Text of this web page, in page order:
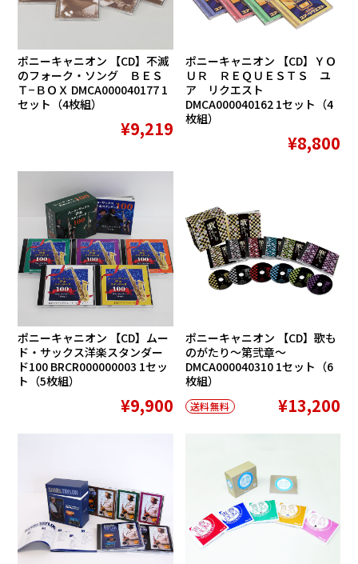
ポニーキャニオン 【CD】不滅
のフォーク・ソング ＢＥＳ
Ｔ−ＢＯＸ DMCA000040177 1
セット（4枚組）
¥9,219
ポニーキャニオン 【CD】ＹＯ
ＵＲ ＲＥＱＵＥＳＴＳ ユ
ア リクエスト
DMCA000040162 1セット（4
枚組）
¥8,800
ポニーキャニオン 【CD】ムー
ド・サックス洋楽スタンダー
ド100 BRCR000000003 1セッ
ト（5枚組）
¥9,900
ポニーキャニオン 【CD】歌も
のがたり〜第弐章〜
DMCA000040310 1セット（6
枚組）
送料無料 ¥13,200